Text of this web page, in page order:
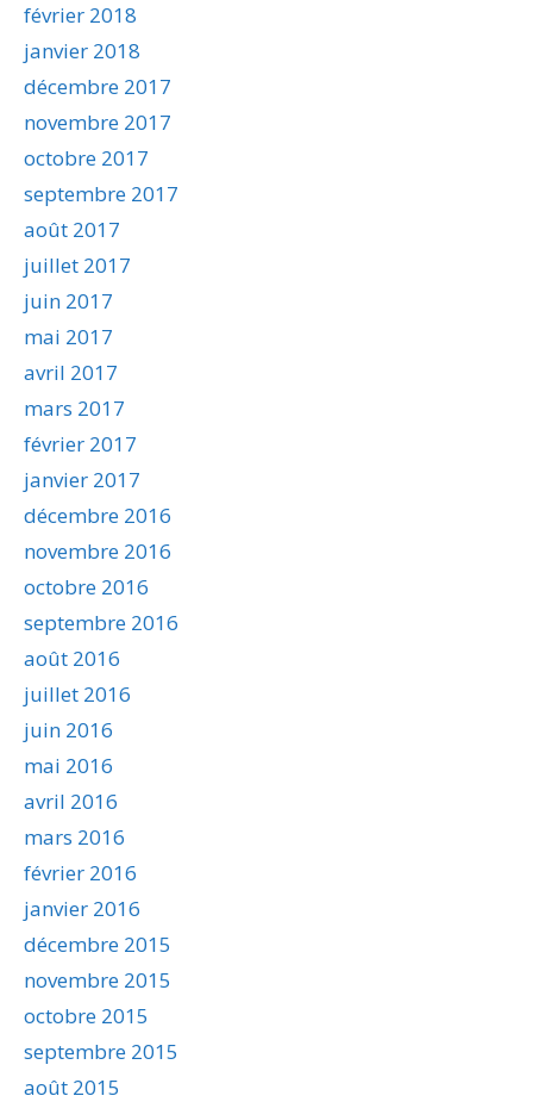
février 2018
janvier 2018
décembre 2017
novembre 2017
octobre 2017
septembre 2017
août 2017
juillet 2017
juin 2017
mai 2017
avril 2017
mars 2017
février 2017
janvier 2017
décembre 2016
novembre 2016
octobre 2016
septembre 2016
août 2016
juillet 2016
juin 2016
mai 2016
avril 2016
mars 2016
février 2016
janvier 2016
décembre 2015
novembre 2015
octobre 2015
septembre 2015
août 2015